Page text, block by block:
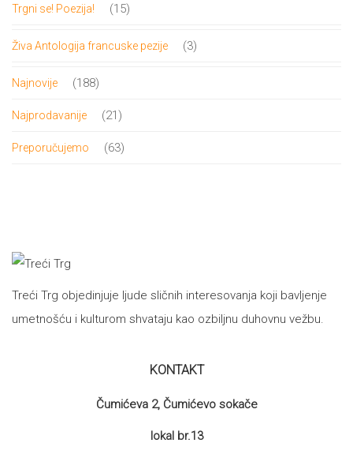
Trgni se! Poezija! 1515
Živa Antologija francuske pezije 33
Najnovije 188188
Najprodavanije 2121
Preporučujemo 6363
Treći Trg objedinjuje ljude sličnih interesovanja koji bavljenje
umetnošću i kulturom shvataju kao ozbiljnu duhovnu vežbu.
KONTAKT
Čumićeva 2, Čumićevo sokače
lokal br.13